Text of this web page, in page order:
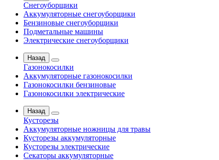
Снегоуборщики
Аккумуляторные снегоуборщики
Бензиновые снегоуборщики
Подметальные машины
Электрические снегоуборщики
Назад
Газонокосилки
Аккумуляторные газонокосилки
Газонокосилки бензиновые
Газонокосилки электрические
Назад
Кусторезы
Аккумуляторные ножницы для травы
Кусторезы аккумуляторные
Кусторезы электрические
Секаторы аккумуляторные